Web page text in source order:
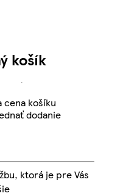
košík
Aktuálna cena košíku
cena košíku
dodanie
ktorá je pre Vás